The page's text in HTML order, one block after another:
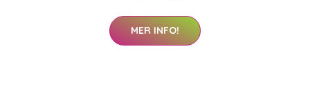
MER INFO!